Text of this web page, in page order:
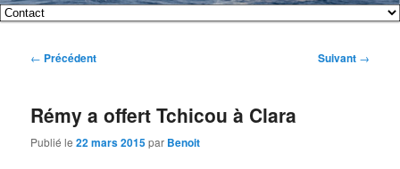
Menu
Aller
au
principal
Aller
au
secondaire
Navigation
← Précédent Suivant →
Rémy a offert Tchicou à Clara
Publié le22 mars 2015par Benoit